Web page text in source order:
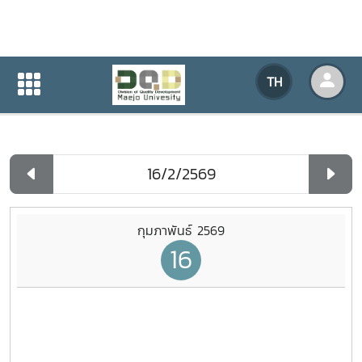
TH
ปฏิทินกิจกรรมของหน่วยงาน
ปฏิทินกิจกรรมของหน่วยงาน
กุมภาพันธ์ 2569
16